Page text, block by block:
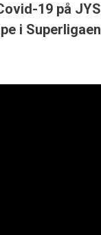
19 på
i